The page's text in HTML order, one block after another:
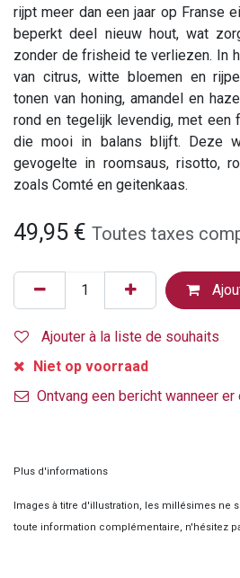
rijpt meer dan een jaar op Franse
beperkt deel nieuw hout, wat
zonder de frisheid te verliezen. In
van citrus, witte bloemen en
tonen van honing, amandel en
rond en tegelijk levendig, met
die mooi in balans blijft. Deze
gevogelte in roomsaus, risotto,
zoals Comté en geitenkaas.
49,95 € Toutes taxes
Ajouter à la liste de souhaits
Niet op voorraad
Ontvang een bericht wanneer
Plus d'informations
Images à titre d'illustration, les millésimes ne
toute information complémentaire, n'hésitez